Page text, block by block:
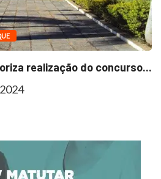
realização do concurso...